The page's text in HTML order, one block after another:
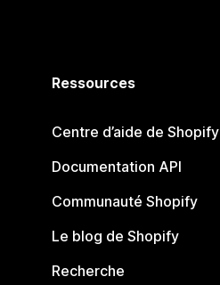
Ressources
Centre d’aide de Shopify
Documentation API
Communauté Shopify
Le blog de Shopify
Recherche